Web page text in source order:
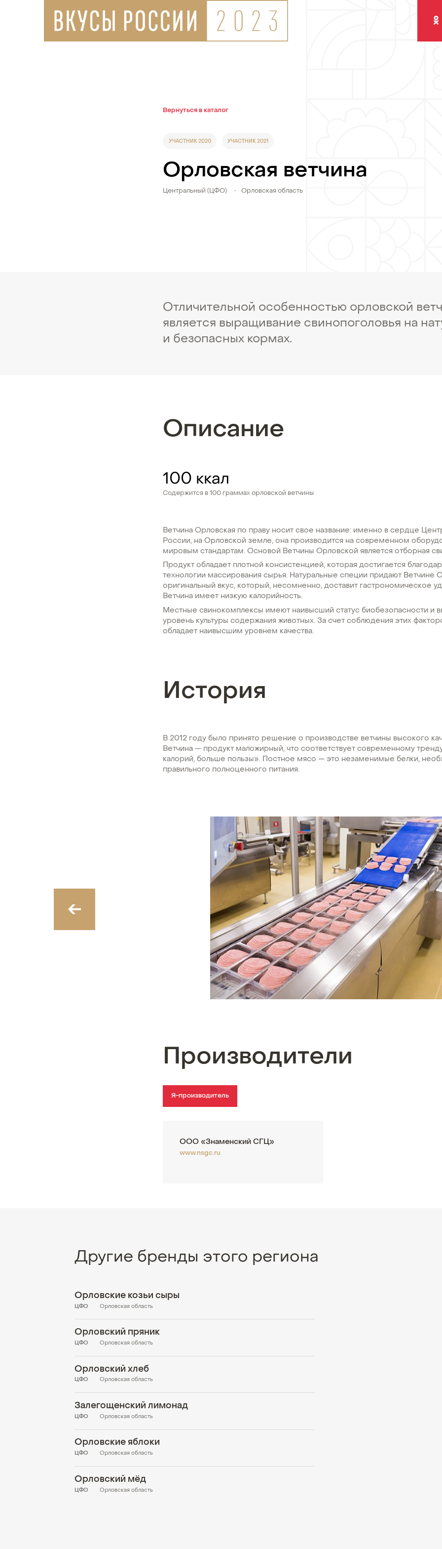
Вернуться в каталог
УЧАСТНИК 2020 УЧАСТНИК 2021
Орловская ветчина
Центральный (ЦФО) • Орловская область
Отличительной особенностью орловской
является выращивание свинопоголовья на
и безопасных кормах.
Описание
100 ккал
Содержится в 100 граммах орловской ветчины
Ветчина Орловская по праву носит свое название: именно в сердце
России, на Орловской земле, она производится на современном
мировым стандартам. Основой Ветчины Орловской является отборная
Продукт обладает плотной консистенцией, которая достигается
технологии массирования сырья. Натуральные специи придают Ветчине
оригинальный вкус, который, несомненно, доставит гастрономическое
Ветчина имеет низкую калорийность.
Местные свинокомплексы имеют наивысший статус биобезопасности и
уровень культуры содержания животных. За счет соблюдения этих
обладает наивысшим уровнем качества.
История
В 2012 году было принято решение о производстве ветчины высокого
Ветчина — продукт маложирный, что соответствует современному
калорий, больше пользы». Постное мясо — это незаменимые белки,
правильного полноценного питания.
‹
Производители
Я-производитель
ООО «Знаменский СГЦ»
www.nsgc.ru
Другие бренды этого региона
Орловская область
Орловские козьи сыры
ЦФО
Орловская область
Орловский пряник
ЦФО
Орловская область
Орловский хлеб
ЦФО
Орловская область
Залегощенский лимонад
ЦФО
Орловская область
Орловские яблоки
ЦФО
Орловская область
Орловский мёд
ЦФО